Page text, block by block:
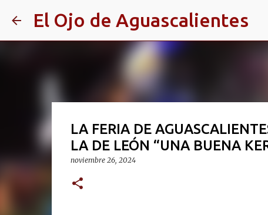
El Ojo de Aguascalientes
LA FERIA DE
LA DE LEÓN “UNA BUENA
noviembre 26, 2024